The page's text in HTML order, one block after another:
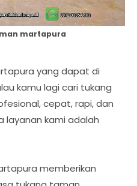
martapura
yang dapat di
kamu lagi cari tukang
cepat, rapi, dan
layanan kami adalah
memberikan